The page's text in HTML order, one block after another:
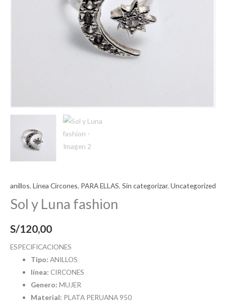
anillos, Linea Circones, PARA ELLAS, Sin categorizar, Uncategorized
Sol y Luna fashion
S/120,00
ESPECIFICACIONES
Tipo: ANILLOS
línea: CIRCONES
Genero: MUJER
Material: PLATA PERUANA 950